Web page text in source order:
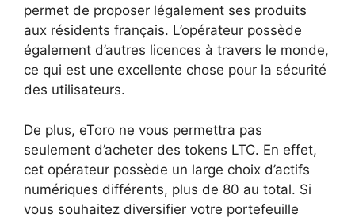
permet de proposer légalement ses produits
aux résidents français. L’opérateur possède
également d’autres licences à travers le monde,
ce qui est une excellente chose pour la sécurité
des utilisateurs.
De plus, eToro ne vous permettra pas
seulement d’acheter des tokens LTC. En effet,
cet opérateur possède un large choix d’actifs
numériques différents, plus de 80 au total. Si
vous souhaitez diversifier votre portefeuille